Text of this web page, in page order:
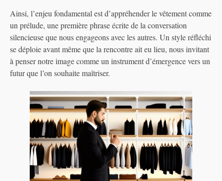
Ainsi, l’enjeu fondamental est d’appréhender le vêtement comme
un prélude, une première phrase écrite de la conversation
silencieuse que nous engageons avec les autres. Un style réfléchi
se déploie avant même que la rencontre ait eu lieu, nous invitant
à penser notre image comme un instrument d’émergence vers un
futur que l’on souhaite maîtriser.